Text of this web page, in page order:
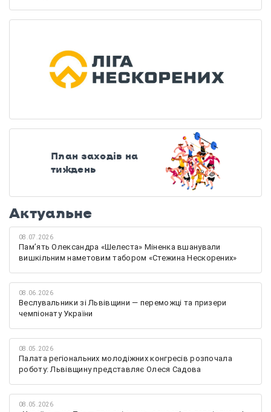
План заходів на
тиждень
Актуальне
08.07.2026
Памʼять Олександра «Шелеста» Міненка вшанували
вишкільним наметовим табором «Стежина Нескорених»
08.06.2026
Веслувальники зі Львівщини — переможці та призери
чемпіонату України
08.05.2026
Палата регіональних молодіжних конгресів розпочала
роботу: Львівщину представляє Олеся Садова
08.05.2026